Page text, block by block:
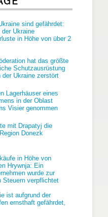
sind gefährdet:
der Ukraine
in Höhe von über 2
hat das größte
Schutzausrüstung
Ukraine zerstört
Lagerhäuser eines
in der Oblast
Visier genommen
mit Drapatyj die
Donezk
in Höhe von
Hrywnja: Ein
wurde zur
Steuern verpflichtet
ist aufgrund der
ernsthaft gefährdet,